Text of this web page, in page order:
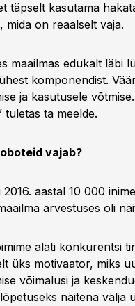
täpselt kasutama
mida on reaalselt vaja.
maailmas edukalt läbi
komponendist.
ja kasutusele
tuletas ta meelde.
vajab?
2016. aastal 10 000
arvestuses oli
alati konkurentsi
üks motivaator, miks
võimalusi ja
näitena välja